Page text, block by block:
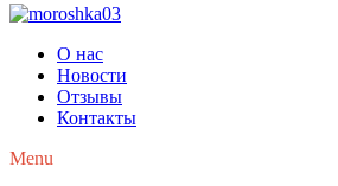
О нас
Новости
Отзывы
Контакты
Menu